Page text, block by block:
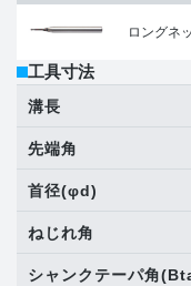
ロングネ
工具寸法
溝長
先端角
首径(φd)
ねじれ角
シャンクテーパ角